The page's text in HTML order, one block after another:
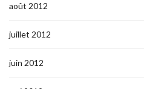
août 2012
juillet 2012
juin 2012